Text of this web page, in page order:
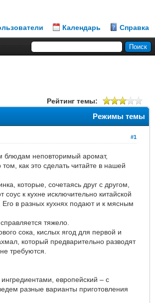
Календарь Справка
Рейтинг темы:
Режимы темы
#1
блюдам неповторимый аромат,
как это сделать читайте в нашей
которые, сочетаясь друг с другом,
к кухне исключительно китайской
Его в разных кухнях подают и к мясным
тяжело.
сока, кислых ягод для первой и
который предварительно разводят
требуются.
европейский – с
разные варианты приготовления